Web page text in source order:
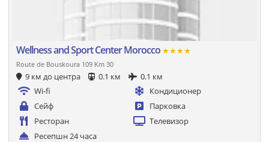
Wellness and Sport Center Morocco ★★★★
Route de Bouskoura 109 Km 30
9 км до центра 0.1 км
0.1 км
Wi-fi
Кондиционер
Сейф
Парковка
Ресторан
Телевизор
Ресепшн 24 часа